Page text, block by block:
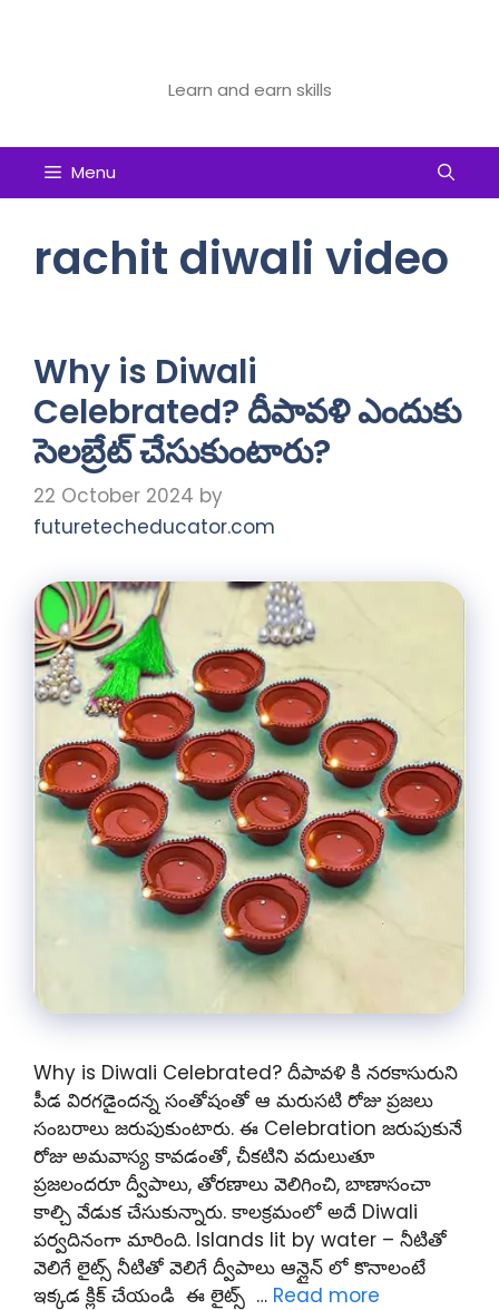
Learn and earn skills
Menu
rachit diwali video
Why is Diwali
Celebrated? దీపావళి ఎందుకు
సెలబ్రేట్ చేసుకుంటారు?
22 October 2024 by
futuretecheducator.com
Why is Diwali Celebrated? దీపావళి కి నరకాసురుని
పీడ విరగడైందన్న సంతోషంతో ఆ మరుసటి రోజు ప్రజలు
సంబరాలు జరుపుకుంటారు. ఈ Celebration జరుపుకునే
రోజు అమవాస్య కావడంతో, చీకటిని వదులుతూ
ప్రజలందరూ ద్వీపాలు, తోరణాలు వెలిగించి, బాణాసంచా
కాల్చి వేడుక చేసుకున్నారు. కాలక్రమంలో అదే Diwali
పర్వదినంగా మారింది. Islands lit by water – నీటితో
వెలిగే లైట్స్ నీటితో వెలిగే ద్వీపాలు ఆన్లైన్ లో కొనాలంటే
ఇక్కడ క్లిక్ చేయండి ఈ లైట్స్ … Read more